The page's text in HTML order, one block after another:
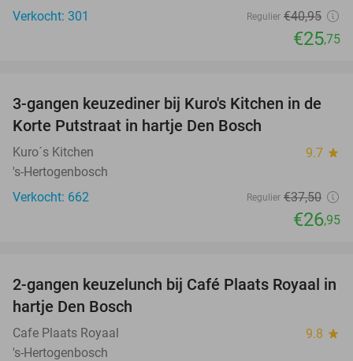
Verkocht: 301
Regulier €40,95
€25,75
28%
3-gangen keuzediner bij Kuro's Kitchen in de
Korte Putstraat in hartje Den Bosch
Kuro´s Kitchen 9.7 star
's-Hertogenbosch
Verkocht: 662
Regulier €37,50
€26,95
36%
2-gangen keuzelunch bij Café Plaats Royaal in
hartje Den Bosch
Cafe Plaats Royaal 9.8 star
's-Hertogenbosch